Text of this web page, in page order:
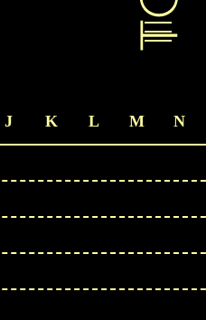
J K L M N